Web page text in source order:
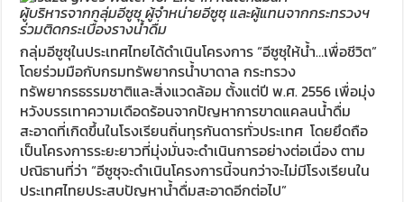
ผู้บริหารจากกลุ่มอีซูซุ ผู้จำหน่ายอีซูซุ และผู้แทนจากกระทรวงฯ
ร่วมติดกระเบื้องรางน้ำดื่ม
กลุ่มอีซูซุในประเทศไทยได้ดำเนินโครงการ “อีซูซุให้น้ำ…เพื่อชีวิต”
โดยร่วมมือกับกรมทรัพยากรน้ำบาดาล กระทรวง
ทรัพยากรธรรมชาติและสิ่งแวดล้อม ตั้งแต่ปี พ.ศ. 2556 เพื่อมุ่ง
หวังบรรเทาความเดือดร้อนจากปัญหาการขาดแคลนน้ำดื่ม
สะอาดที่เกิดขึ้นในโรงเรียนถิ่นทุรกันดารทั่วประเทศ โดยยึดถือ
เป็นโครงการระยะยาวที่มุ่งมั่นจะดำเนินการอย่างต่อเนื่อง ตาม
ปณิธานที่ว่า “อีซูซุจะดำเนินโครงการนี้จนกว่าจะไม่มีโรงเรียนใน
ประเทศไทยประสบปัญหาน้ำดื่มสะอาดอีกต่อไป”